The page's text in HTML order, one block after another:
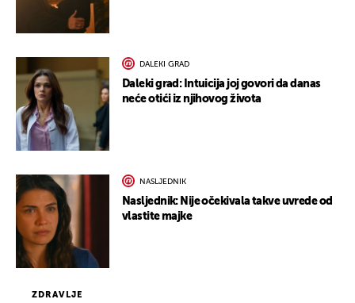
ZDRAVLJE
DALEKI GRAD
Daleki grad: Intuicija joj govori da danas
neće otići iz njihovog života
NASLJEDNIK
Nasljednik: Nije očekivala takve uvrede od
vlastite majke